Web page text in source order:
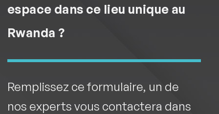
espace dans ce lieu unique au
Rwanda ?
Remplissez ce formulaire, un de
nos experts vous contactera dans